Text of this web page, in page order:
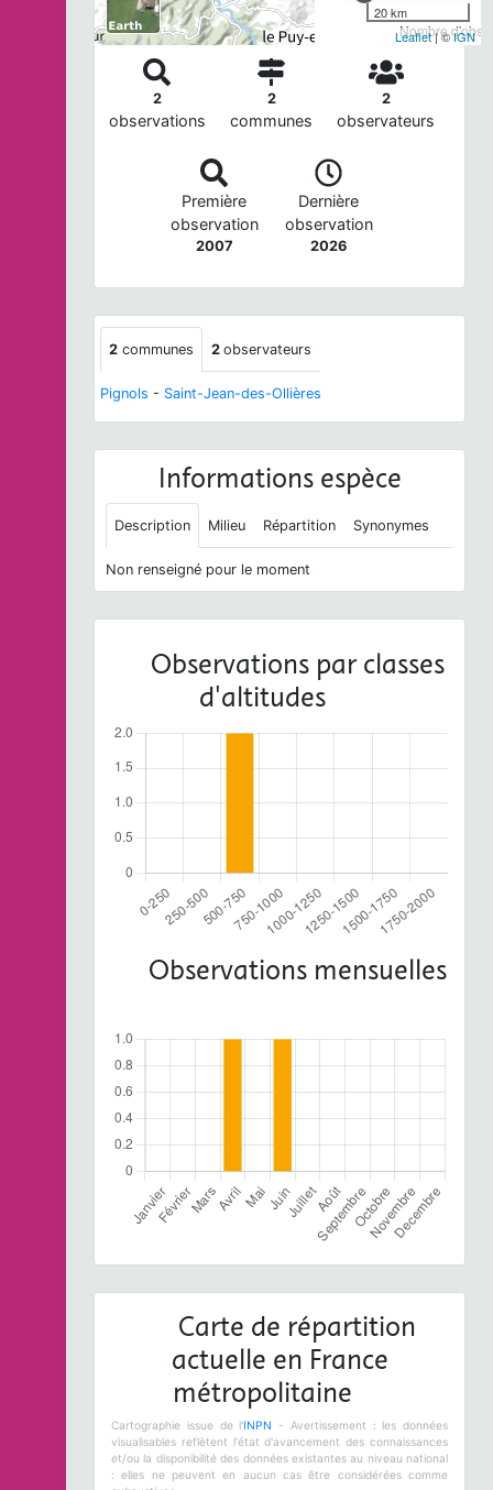
Nombre
20 km
Leaflet| ©IGN
2
observations
2
communes
2
observateurs
Première
observation
2007
Dernière
observation
2026
2 communes 2 observateurs
Pignols - Saint-Jean-des-Ollières
Informations espèce
Description Milieu Répartition Synonymes
Non renseigné pour le moment
Observations par classes
d'altitudes
Observations mensuelles
Carte de répartition
actuelle en France
métropolitaine
Cartographie issue de l'INPN
- Avertissement : les données
visualisables reflètent l'état d'avancement des connaissances
et/ou la disponibilité des données existantes au niveau national
: elles ne peuvent en aucun cas être considérées comme